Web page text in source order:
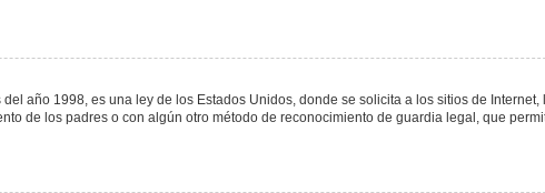
año 1998, es una ley de los Estados Unidos, donde se solicita a los sitios de
de los padres o con algún otro método de reconocimiento de guardia legal, que